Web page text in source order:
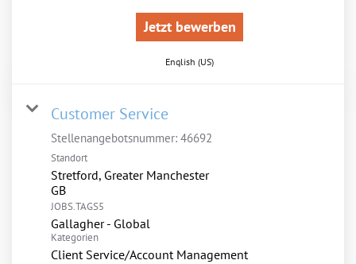
Jetzt bewerben
English (US)
Customer Service
Stellenangebotsnummer: 46692
Standort
Stretford, Greater Manchester
JOBS.TAGS5
Gallagher - Global
Kategorien
Client Service/Account Management